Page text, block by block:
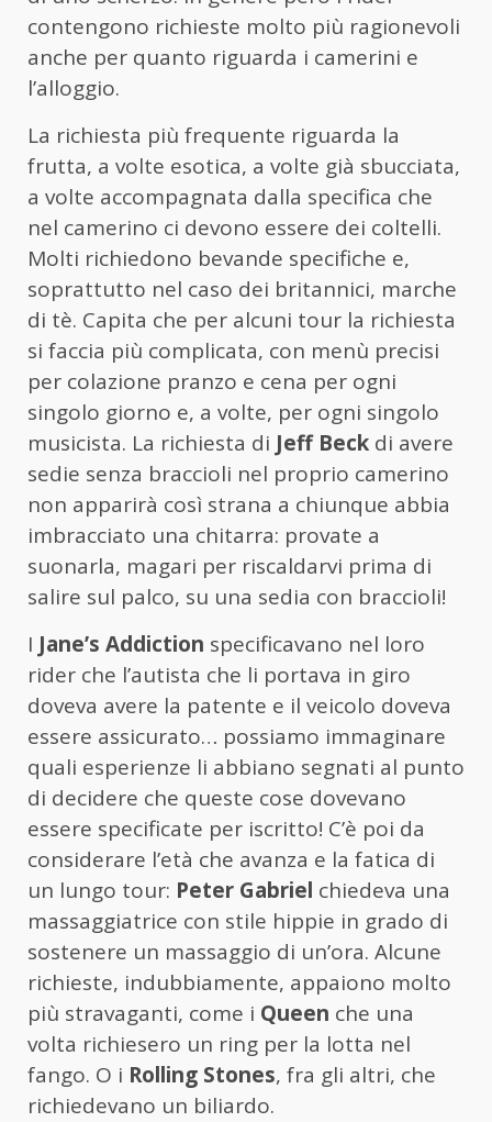
contengono richieste molto più ragionevoli
anche per quanto riguarda i camerini e
l’alloggio.
La richiesta più frequente riguarda la
frutta, a volte esotica, a volte già sbucciata,
a volte accompagnata dalla specifica che
nel camerino ci devono essere dei coltelli.
Molti richiedono bevande specifiche e,
soprattutto nel caso dei britannici, marche
di tè. Capita che per alcuni tour la richiesta
si faccia più complicata, con menù precisi
per colazione pranzo e cena per ogni
singolo giorno e, a volte, per ogni singolo
musicista. La richiesta di Jeff Beck di avere
sedie senza braccioli nel proprio camerino
non apparirà così strana a chiunque abbia
imbracciato una chitarra: provate a
suonarla, magari per riscaldarvi prima di
salire sul palco, su una sedia con braccioli!
I Jane’s Addiction specificavano nel loro
rider che l’autista che li portava in giro
doveva avere la patente e il veicolo doveva
essere assicurato… possiamo immaginare
quali esperienze li abbiano segnati al punto
di decidere che queste cose dovevano
essere specificate per iscritto! C’è poi da
considerare l’età che avanza e la fatica di
un lungo tour: Peter Gabriel chiedeva una
massaggiatrice con stile hippie in grado di
sostenere un massaggio di un’ora. Alcune
richieste, indubbiamente, appaiono molto
più stravaganti, come i Queen che una
volta richiesero un ring per la lotta nel
fango. O i Rolling Stones, fra gli altri, che
richiedevano un biliardo.